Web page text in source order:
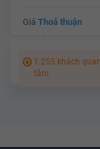
Giá Thoả thuận
1.255 khách quan
tâm